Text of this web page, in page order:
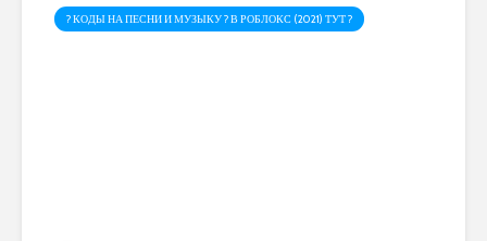
? КОДЫ НА ПЕСНИ И МУЗЫКУ ? В РОБЛОКС (2021) ТУТ ?